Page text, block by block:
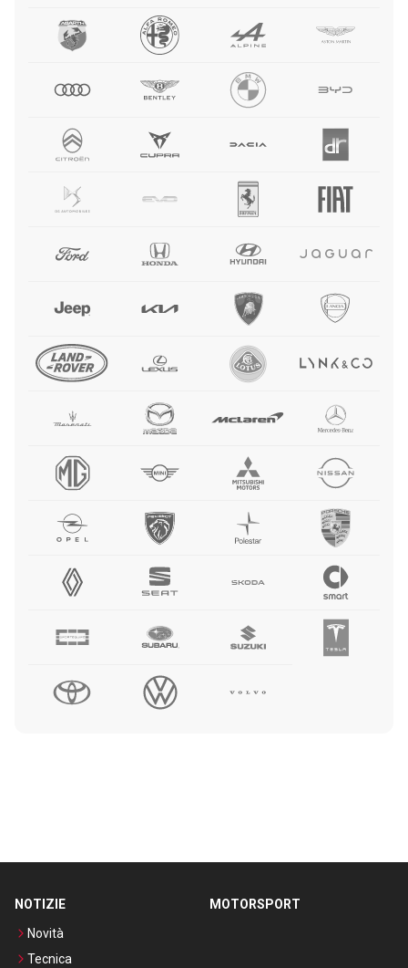
NOTIZIE
Novità
Tecnica
MOTORSPORT